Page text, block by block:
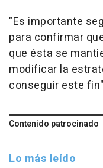
"Es importante
para confirmar
que ésta se
modificar la
conseguir este
Contenido patrocinado
Lo más leído